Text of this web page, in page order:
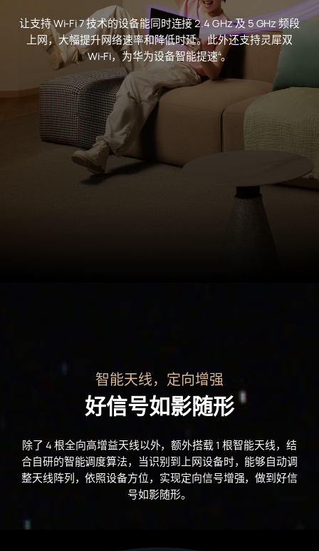
让支持 Wi-Fi 7 技术的设备能同时连接 2.4 GHz 及 5 GHz 频段
上网，大幅提升网络速率和降低时延。此外还支持灵犀双
Wi-Fi，为华为设备智能提⁠速⁠4⁠。
智能天线，定向增强
好信号如影随形
除了 4 根全向高增益天线以外，额外搭载 1 根智能天线，结
合自研的智能调度算法，当识别到上网设备时，能够自动调
整天线阵列，依照设备方位，实现定向信号增强，做到好信
号如影随⁠形⁠。